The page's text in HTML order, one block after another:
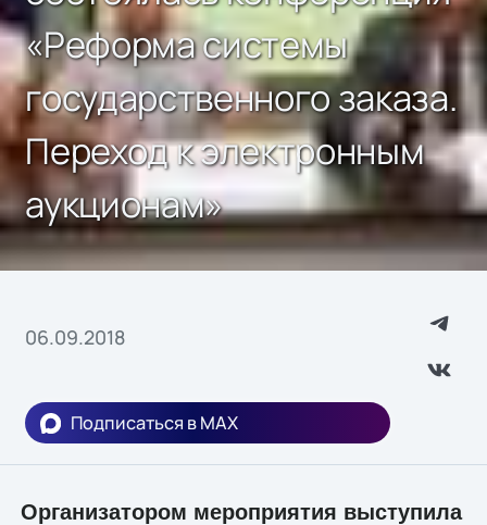
«Реформа системы
государственного заказа.
Переход к электронным
аукционам»
06.09.2018
Подписаться в MAX
Организатором мероприятия выступила